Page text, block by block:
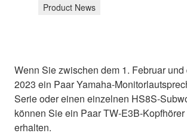
Product News
Wenn Sie zwischen dem 1. Februar und
2023 ein Paar Yamaha-
Serie oder einen einzelnen HS8S-
können Sie ein Paar TW-E3B-
erhalten.